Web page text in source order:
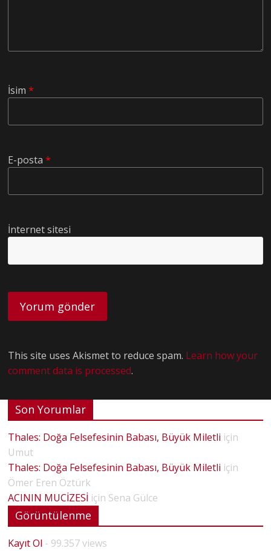
İsim*
E-posta*
İnternet sitesi
This site uses Akismet to reduce spam. Learn how your
comment data is processed.
Son Yorumlar
Thales: Doğa Felsefesinin Babası, Büyük Miletli için
Umut
Thales: Doğa Felsefesinin Babası, Büyük Miletli için
Ömer Eren Öztürk
ACININ MUCİZESİ için Sena Gülce
Görüntülenme
Kayıt Ol - 99.357 views